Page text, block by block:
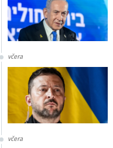
včera
včera